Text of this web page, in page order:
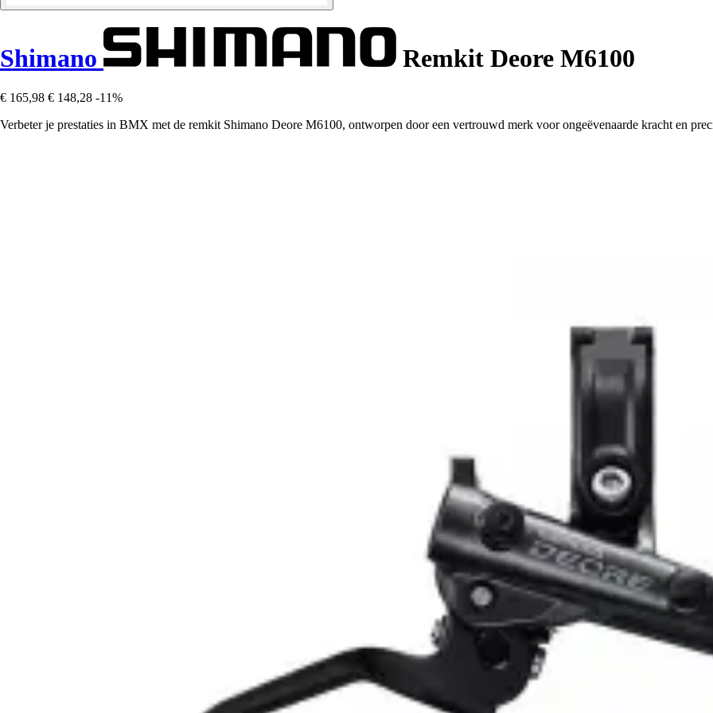
Shimano Remkit Deore M6100
€ 165,98 € 148,28 -11%
Verbeter je prestaties in BMX met de remkit Shimano Deore M6100, ontworpen door een vertrouwd merk voor ongeëvenaarde kracht en